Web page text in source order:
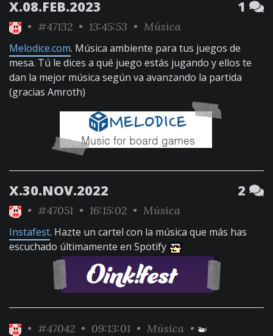
X.08.FEB.2023 1
• #47132 • 13:45:53 • Música
Melodice.com. Música ambiente para tus juegos de
mesa. Tú le dices a qué juego estás jugando y ellos te
dan la mejor música según va avanzando la partida
(gracias Amroth)
X.30.NOV.2022 2
• #47051 • 16:15:02 • Música
Instafest. Hazte un cartel con la música que más has
escuchado últimamente en Spotify
• #47042 • 09:13:01 • Música •